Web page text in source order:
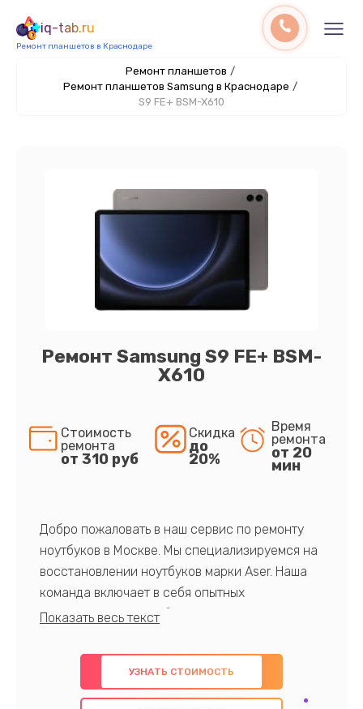
iq-tab.ru
Ремонт планшетов в Краснодаре
Ремонт планшетов /
Ремонт планшетов Samsung в Краснодаре /
S9 FE+ BSM-X610
Ремонт Samsung S9 FE+ BSM-
X610
Стоимость
ремонта
от 310 руб
Скидка
до
20%
Время
ремонта
от 20
мин
Добро пожаловать в наш сервис по ремонту
ноутбуков в Москве. Мы специализируемся на
восстановлении ноутбуков марки Aser. Наша
команда включает в себя опытных
профессионалов с обширными знаниями и
предлагаем быстрый и качественный ремонт с
использованием оригинальных компонентов, а
также гарантируем качество всех
УЗНАТЬ СТОИМОСТЬ